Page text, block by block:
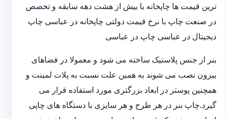
ترین قیمت ها چاپخانه با بیش از هشت دهه سابقه و تخصص
در صنعت چاپ با نرخ قیمت دولتی چاپخانه در عباسی چاپ
دیجیتال در عباسی چاپ در عباسی
بنر از جنس پلاستیک ساخته می شود و معمولا در فضاهای
بیرون نصب می شوند به همین علت نسبت به پلات لمینت و
همچنین پوستر در ابعاد بزرگتری مورد استفاده قرار می
گیرد.چاپ بنر در هر طرح و هر سایزی با دستگاه های چاپی